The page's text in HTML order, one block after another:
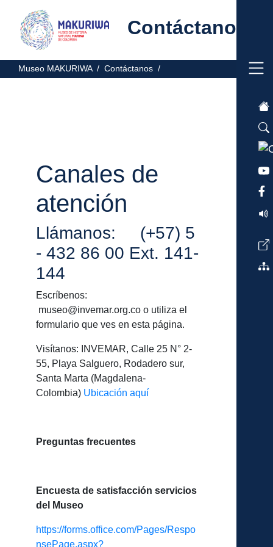
Contáctanos
Museo MAKURIWA / Contáctanos /
Canales de
atención
Llámanos: (+57) 5
- 432 86 00 Ext. 141-
144
Escríbenos:
museo@invemar.org.co o utiliza el
formulario que ves en esta página.
Visítanos: INVEMAR, Calle 25 N° 2-
55, Playa Salguero, Rodadero sur,
Santa Marta (Magdalena-
Colombia) Ubicación aquí
Preguntas frecuentes
Encuesta de satisfacción servicios
del Museo
https://forms.office.com/Pages/Respo
nsePage.aspx?